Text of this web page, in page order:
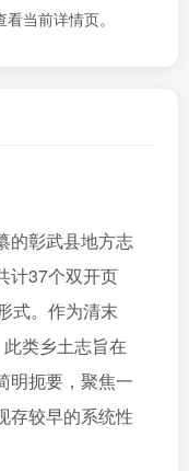
当前详情页。
的彰武县地方志
计37个双开页
式。作为清末
类乡土志旨在
明扼要，聚焦一
存较早的系统性